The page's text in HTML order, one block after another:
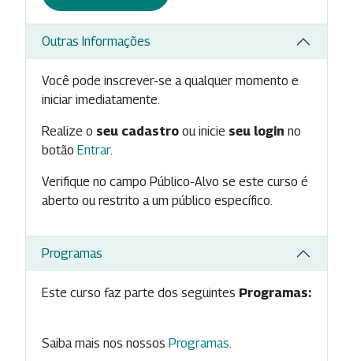
Outras Informações
Você pode inscrever-se a qualquer momento e
iniciar imediatamente.
Realize o seu cadastro ou inicie seu login no
botão Entrar.
Verifique no campo Público-Alvo se este curso é
aberto ou restrito a um público específico.
Programas
Este curso faz parte dos seguintes Programas:
Saiba mais nos nossos Programas